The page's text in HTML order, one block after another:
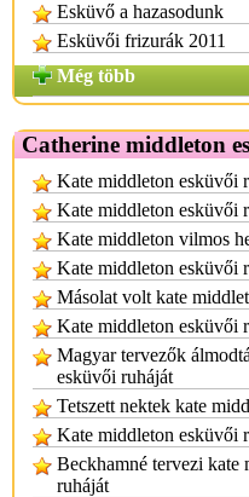
Esküvő a hazasodunk
Esküvői frizurák 2011
Még több
Catherine middleton
Kate middleton esküvői
Kate middleton esküvői
Kate middleton vilmos
Kate middleton esküvői
Másolat volt kate
Kate middleton esküvői
Magyar tervezők
esküvői ruháját
Tetszett nektek kate
Kate middleton esküvői
Beckhamné tervezi kate
ruháját